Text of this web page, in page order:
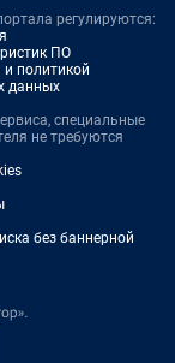
регулируются:
ПО
политикой
данных
специальные
не требуются
без баннерной